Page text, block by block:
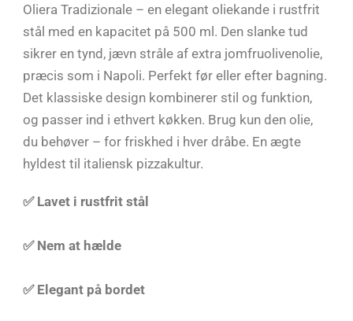
Oliera Tradizionale – en elegant oliekande i rustfrit
stål med en kapacitet på 500 ml. Den slanke tud
sikrer en tynd, jævn stråle af extra jomfruolivenolie,
præcis som i Napoli. Perfekt før eller efter bagning.
Det klassiske design kombinerer stil og funktion,
og passer ind i ethvert køkken. Brug kun den olie,
du behøver – for friskhed i hver dråbe. En ægte
hyldest til italiensk pizzakultur.
✅ Lavet i rustfrit stål
✅ Nem at hælde
✅ Elegant på bordet